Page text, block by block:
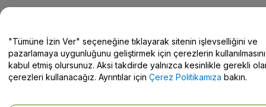
Yardım Merkezi / Bize Ulaşın
"Tümüne İzin Ver" seçeneğine tıklayarak sitenin işlevselliğini ve
pazarlamaya uygunluğunu geliştirmek için çerezlerin kullanılmasını
kabul etmiş olursunuz. Aksi takdirde yalnızca kesinlikle gerekli
çerezleri kullanacağız. Ayrıntılar için Çerez Politikamıza bakın.